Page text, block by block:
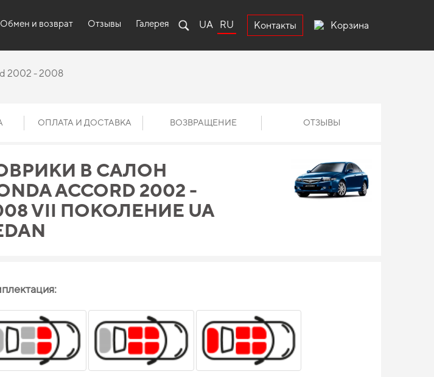
Обмен и возврат Отзывы Галерея UA RU Контакты Корзина
2002 - 2008
ОПЛАТА И ДОСТАВКА ВОЗВРАЩЕНИЕ ОТЗЫВЫ
В САЛОН
ACCORD 2002 -
VII ПОКОЛЕНИЕ UA